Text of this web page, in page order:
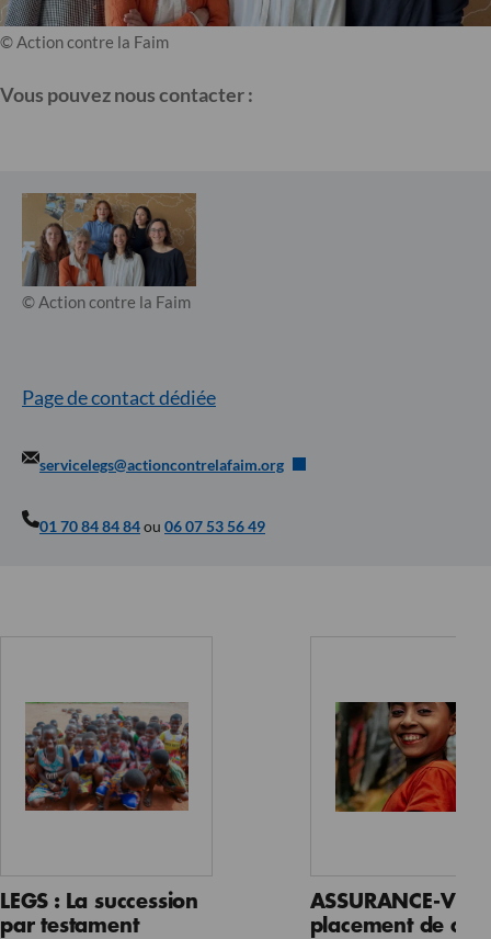
© Action contre la Faim
Vous pouvez nous contacter :
© Action contre la Faim
Page de contact dédiée
servicelegs@actioncontrelafaim.org
01 70 84 84 84ou 06 07 53 56 49
LEGS : La succession
par testament
ASSURANCE-VIE :
placement de